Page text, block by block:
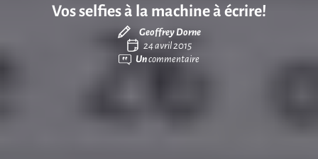
Vos selfies à la machine à écrire!
Geoffrey Dorne
24 avril 2015
Uncommentaire